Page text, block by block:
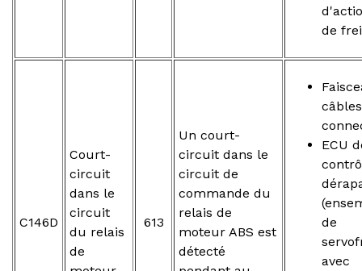
de
C146D
Court-
circuit
dans le
circuit
du relais
de
613
Un court-
circuit dans le
circuit de
commande du
relais de
moteur ABS est
détecté
ECU
de
avec